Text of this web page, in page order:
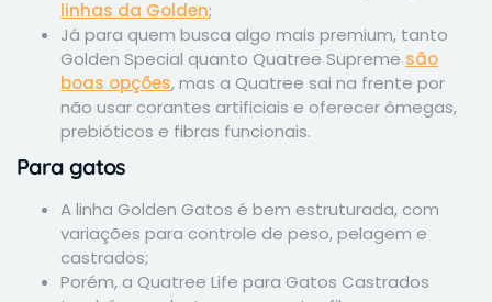
linhas da Golden;
Já para quem busca algo mais premium, tanto
Golden Special quanto Quatree Supreme são
boas opções, mas a Quatree sai na frente por
não usar corantes artificiais e oferecer ômegas,
prebióticos e fibras funcionais.
Para gatos
A linha Golden Gatos é bem estruturada, com
variações para controle de peso, pelagem e
castrados;
Porém, a Quatree Life para Gatos Castrados